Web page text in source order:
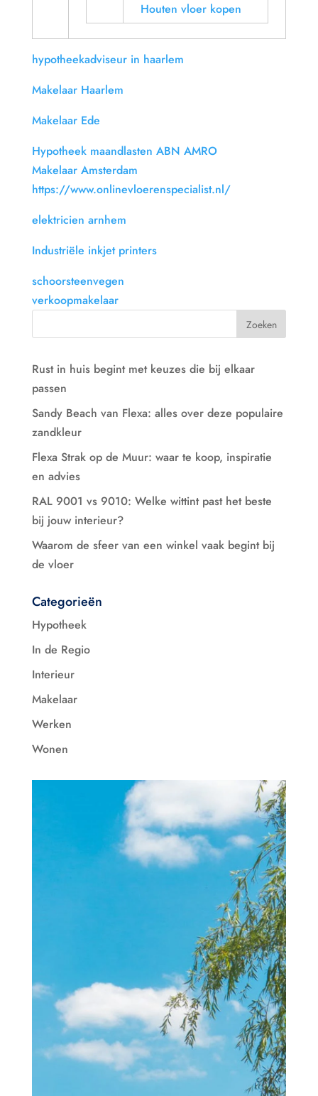
Houten vloer kopen
hypotheekadviseur in haarlem
Makelaar Haarlem
Makelaar Ede
Hypotheek maandlasten ABN AMRO
Makelaar Amsterdam
https://www.onlinevloerenspecialist.nl/
elektricien arnhem
Industriële inkjet printers
schoorsteenvegen
verkoopmakelaar
Rust in huis begint met keuzes die bij elkaar
passen
Sandy Beach van Flexa: alles over deze populaire
zandkleur
Flexa Strak op de Muur: waar te koop, inspiratie
en advies
RAL 9001 vs 9010: Welke wittint past het beste
bij jouw interieur?
Waarom de sfeer van een winkel vaak begint bij
de vloer
Categorieën
Hypotheek
In de Regio
Interieur
Makelaar
Werken
Wonen